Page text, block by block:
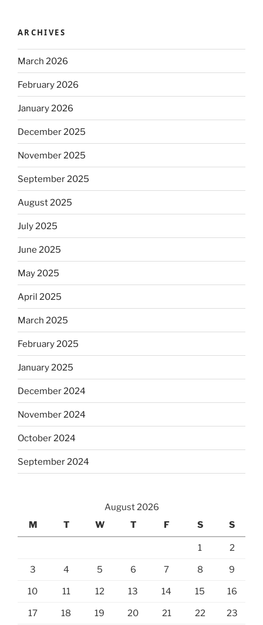
ARCHIVES
March 2026
February 2026
January 2026
December 2025
November 2025
September 2025
August 2025
July 2025
June 2025
May 2025
April 2025
March 2025
February 2025
January 2025
December 2024
November 2024
October 2024
September 2024
August 2026
M
T W T F S S
1 2
3 4 5 6 7 8 9
10 11 12 13 14 15 16
17 18 19 20 21 22 23